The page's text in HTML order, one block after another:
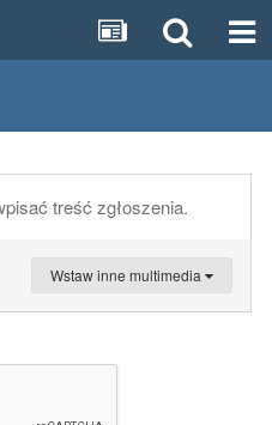
treść zgłoszenia.
Wstaw inne multimedia